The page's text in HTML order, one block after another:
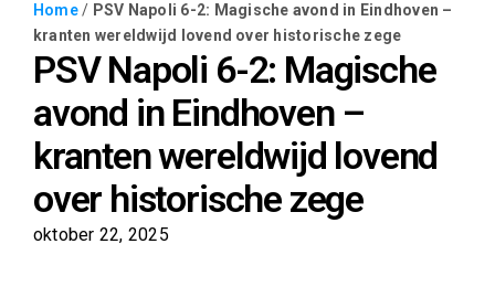
Home/ PSV Napoli 6-2: Magische avond in Eindhoven –
kranten wereldwijd lovend over historische zege
PSV Napoli 6-2: Magische
avond in Eindhoven –
kranten wereldwijd lovend
over historische zege
oktober 22, 2025